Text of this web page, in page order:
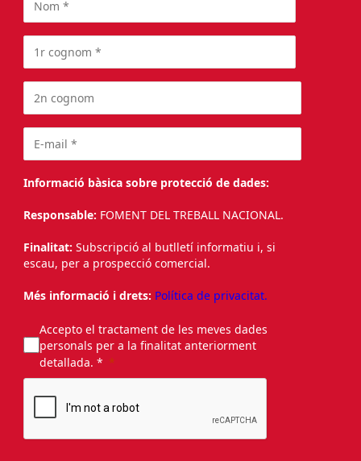
Informació bàsica sobre protecció de dades:
Responsable: FOMENT DEL TREBALL NACIONAL.
Finalitat: Subscripció al butlletí informatiu i, si
escau, per a prospecció comercial.
Més informació i drets: Política de privacitat.
Accepto el tractament de les meves dades
personals per a la finalitat anteriorment
detallada. *